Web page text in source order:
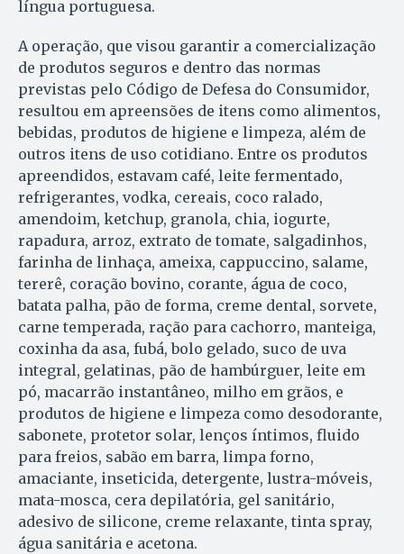
língua portuguesa.
A operação, que visou garantir a comercialização
de produtos seguros e dentro das normas
previstas pelo Código de Defesa do Consumidor,
resultou em apreensões de itens como alimentos,
bebidas, produtos de higiene e limpeza, além de
outros itens de uso cotidiano. Entre os produtos
apreendidos, estavam café, leite fermentado,
refrigerantes, vodka, cereais, coco ralado,
amendoim, ketchup, granola, chia, iogurte,
rapadura, arroz, extrato de tomate, salgadinhos,
farinha de linhaça, ameixa, cappuccino, salame,
tererê, coração bovino, corante, água de coco,
batata palha, pão de forma, creme dental, sorvete,
carne temperada, ração para cachorro, manteiga,
coxinha da asa, fubá, bolo gelado, suco de uva
integral, gelatinas, pão de hambúrguer, leite em
pó, macarrão instantâneo, milho em grãos, e
produtos de higiene e limpeza como desodorante,
sabonete, protetor solar, lenços íntimos, fluido
para freios, sabão em barra, limpa forno,
amaciante, inseticida, detergente, lustra-móveis,
mata-mosca, cera depilatória, gel sanitário,
adesivo de silicone, creme relaxante, tinta spray,
água sanitária e acetona.